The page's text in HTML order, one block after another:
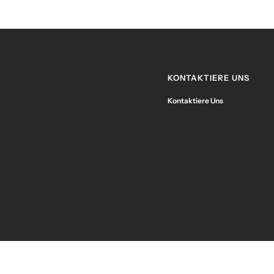
KONTAKTIERE UNS
Kontaktiere Uns